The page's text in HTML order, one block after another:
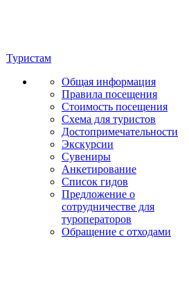
Туристам
Общая информация
Правила посещения
Стоимость посещения
Схема для туристов
Достопримечательности
Экскурсии
Сувениры
Анкетирование
Список гидов
Предложение о
сотрудничестве для
туроператоров
Обращение с отходами